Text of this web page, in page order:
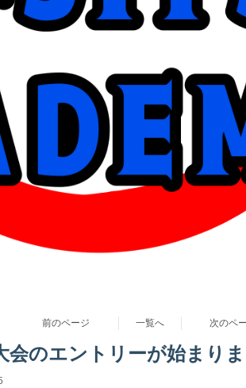
前のページ 一覧へ 次のペ
会のエントリーが始まり